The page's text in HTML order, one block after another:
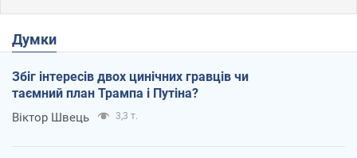
Думки
Збіг інтересів двох цинічних гравців чи
таємний план Трампа і Путіна?
Віктор Швець 3,3 т.